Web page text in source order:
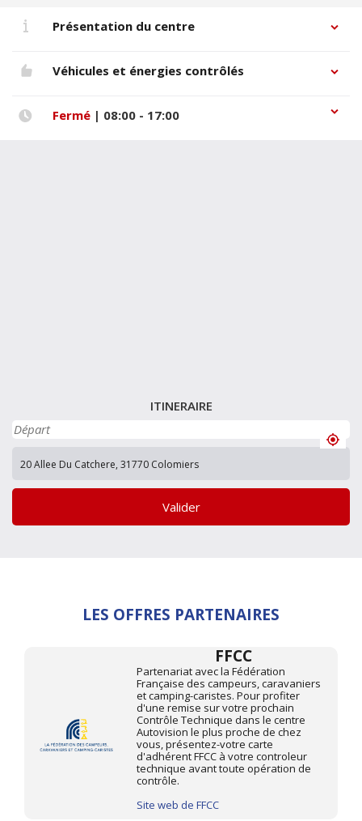
Présentation du centre
Véhicules et énergies contrôlés
Fermé| 08:00 - 17:00
ITINERAIRE
Valider
LES OFFRES PARTENAIRES
FFCC
Partenariat avec la Fédération
Française des campeurs, caravaniers
et camping-caristes. Pour profiter
d'une remise sur votre prochain
Contrôle Technique dans le centre
Autovision le plus proche de chez
vous, présentez-votre carte
d'adhérent FFCC à votre controleur
technique avant toute opération de
contrôle.
Site web de FFCC